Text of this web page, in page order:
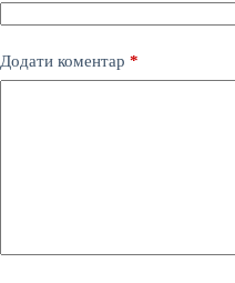
Додати коментар *